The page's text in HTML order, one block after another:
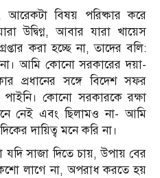
আরেকটা বিষয় পরিষ্কার করে
উদ্বিগ্ন, আবার যারা খায়েস
করা হচ্ছে না, তাদের বলি:
আমি কোনো সরকারের দয়া-
প্রধানের সঙ্গে বিদেশ সফর
কোনো সরকারকে রক্ষা
নেই এবং ছিলামও না- আমি
দায়িত্ব মনে করি না।
সাজা দিতে চায়, উপায় বের
লাগে না, অপরাধ করতে হয়